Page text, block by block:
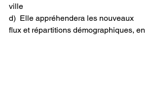
ville
d)  Elle appréhendera les nouveaux
flux et répartitions démographiques, en